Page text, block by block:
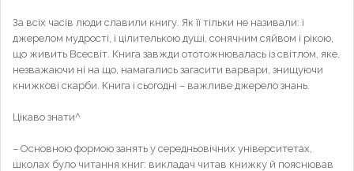
За всіх часів люди славили книгу. Як її тільки не називали: і
джерелом мудрості, і цілителькою душі, сонячним сяйвом і рікою,
що живить Всесвіт. Книга завжди ототожнювалась із світлом, яке,
незважаючи ні на що, намагались загасити варвари, знищуючи
книжкові скарби. Книга і сьогодні – важливе джерело знань.
Цікаво знати^
– Основною формою занять у середньовічних університетах,
школах було читання книг: викладач читав книжку й пояснював